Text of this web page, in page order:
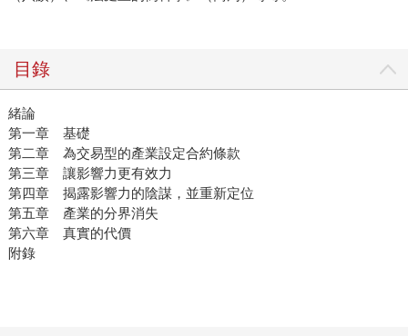
目錄
緒論
第一章 基礎
第二章 為交易型的產業設定合約條款
第三章 讓影響力更有效力
第四章 揭露影響力的陰謀，並重新定位
第五章 產業的分界消失
第六章 真實的代價
附錄